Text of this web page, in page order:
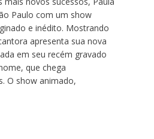
Paulo com um show
e inédito. Mostrando
apresenta sua nova
em seu recém gravado
que chega
O show animado,